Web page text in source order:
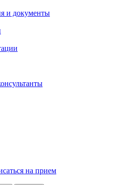
и документы
на прием